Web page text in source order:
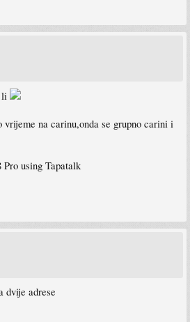
li
na carinu,onda se grupno carini i
using Tapatalk
dvije adrese